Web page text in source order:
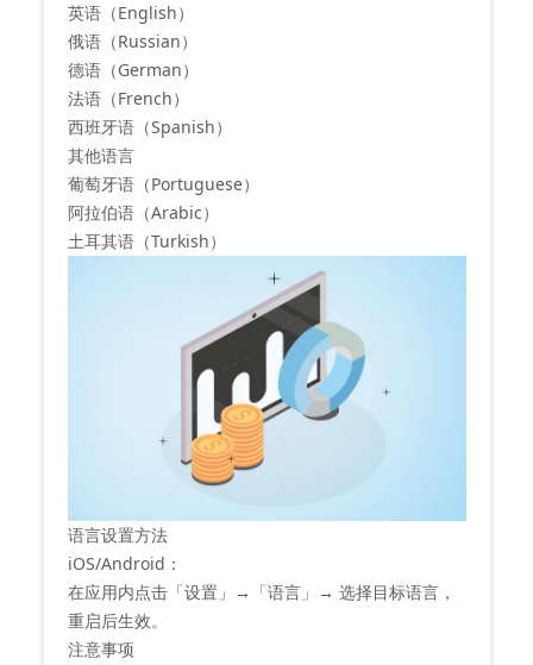
英语（English）
俄语（Russian）
德语（German）
法语（French）
西班牙语（Spanish）
‌其他语言‌
葡萄牙语（Portuguese）
阿拉伯语（Arabic）
土耳其语（Turkish）
语言设置方法
‌iOS/Android‌：
在应用内点击「设置」→「语言」→ 选择目标语言，
重启后生效‌。
注意事项